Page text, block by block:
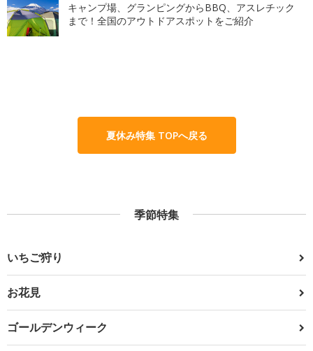
キャンプ場、グランピングからBBQ、アスレチック
まで！全国のアウトドアスポットをご紹介
夏休み特集 TOPへ戻る
季節特集
いちご狩り
お花見
ゴールデンウィーク